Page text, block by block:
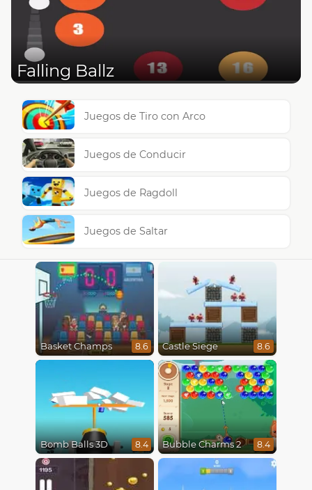
Falling Ballz
Juegos de Tiro con Arco
Juegos de Conducir
Juegos de Ragdoll
Juegos de Saltar
Basket Champs 8.6 Castle Siege 8.6
Bomb Balls 3D 8.4 Bubble Charms 2 8.4